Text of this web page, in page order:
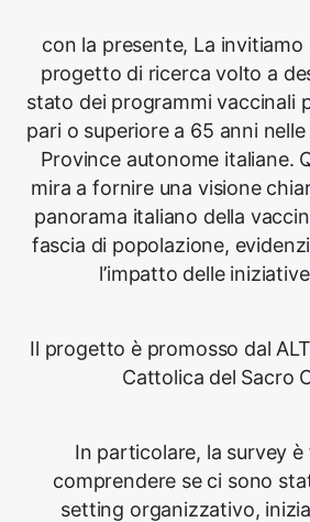
con la presente, La
progetto di ricerca volto a
stato dei programmi vaccinali
pari o superiore a 65 anni
Province autonome italiane.
mira a fornire una visione
panorama italiano della
fascia di popolazione,
l’impatto delle
Il progetto è promosso dal
Cattolica del Sacro
In particolare, la survey è
comprendere se ci sono
setting organizzativo,